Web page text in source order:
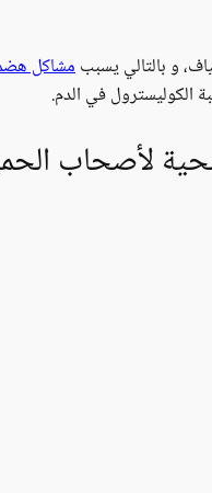
و بالتالي يسببمشاكل
لأصحاب